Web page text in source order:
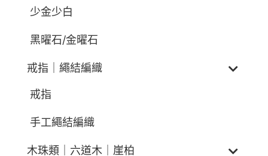
少金少白
黑曜石/金曜石
戒指｜繩結編織
戒指
手工繩結編織
木珠類｜六道木｜崖柏